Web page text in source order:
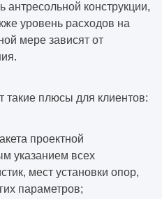
антресольной конструкции,
уровень расходов на
мере зависят от
такие плюсы для клиентов:
проектной
указанием всех
мест установки опор,
параметров;